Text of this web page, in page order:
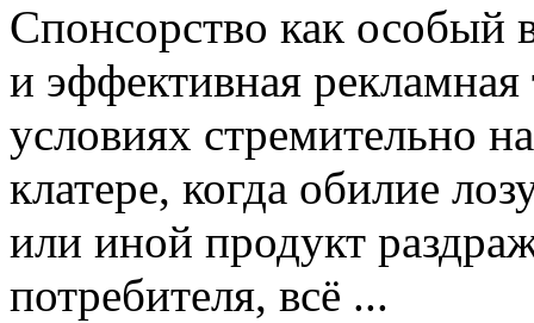
Спонсорство как особый
и эффективная
условиях стремительно
клатере, когда обилие
или иной продукт
потребителя, всё ...